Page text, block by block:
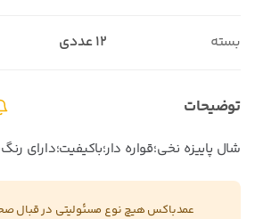
بسته 12 عددی
توضیحات
شال پاییزه نخی؛قواره دار؛باکیفیت؛دارای
عمدباکس هیچ نوع مسئولیتی در قبال